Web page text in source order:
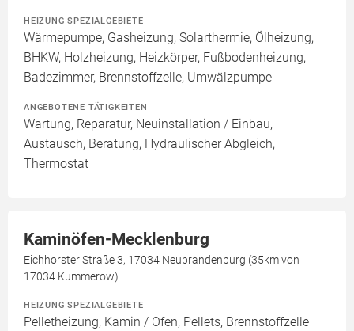
HEIZUNG SPEZIALGEBIETE
Wärmepumpe, Gasheizung, Solarthermie, Ölheizung,
BHKW, Holzheizung, Heizkörper, Fußbodenheizung,
Badezimmer, Brennstoffzelle, Umwälzpumpe
ANGEBOTENE TÄTIGKEITEN
Wartung, Reparatur, Neuinstallation / Einbau,
Austausch, Beratung, Hydraulischer Abgleich,
Thermostat
Kaminöfen-Mecklenburg
Eichhorster Straße 3, 17034 Neubrandenburg (35km von
17034 Kummerow)
HEIZUNG SPEZIALGEBIETE
Pelletheizung, Kamin / Ofen, Pellets, Brennstoffzelle